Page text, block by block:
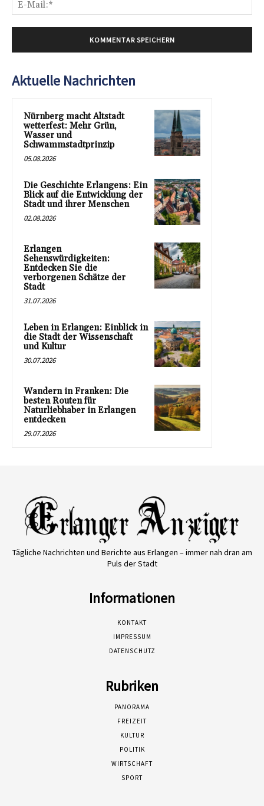
Aktuelle Nachrichten
Nürnberg macht Altstadt
wetterfest: Mehr Grün,
Wasser und
Schwammstadtprinzip
05.08.2026
Die Geschichte Erlangens: Ein
Blick auf die Entwicklung der
Stadt und ihrer Menschen
02.08.2026
Erlangen
Sehenswürdigkeiten:
Entdecken Sie die
verborgenen Schätze der
Stadt
31.07.2026
Leben in Erlangen: Einblick in
die Stadt der Wissenschaft
und Kultur
30.07.2026
Wandern in Franken: Die
besten Routen für
Naturliebhaber in Erlangen
entdecken
29.07.2026
Tägliche Nachrichten und Berichte aus Erlangen – immer nah dran am
Puls der Stadt
Informationen
KONTAKT
IMPRESSUM
DATENSCHUTZ
Rubriken
PANORAMA
FREIZEIT
KULTUR
POLITIK
WIRTSCHAFT
SPORT